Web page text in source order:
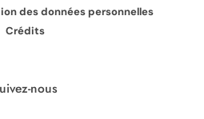
des données personnelles
Crédits
nous